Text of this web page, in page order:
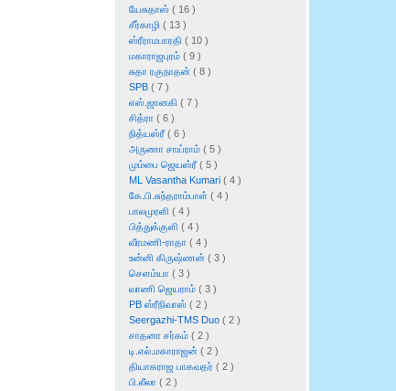
யேசுதாஸ் ( 16 )
சீர்காழி ( 13 )
ஸ்ரீராமபாரதி ( 10 )
மகாராஜபுரம் ( 9 )
சுதா ரகுநாதன் ( 8 )
SPB ( 7 )
எஸ்.ஜானகி ( 7 )
சித்ரா ( 6 )
நித்யஸ்ரீ( 6 )
அருணா சாய்ராம் ( 5 )
மும்பை ஜெயஸ்ரீ( 5 )
ML Vasantha Kumari ( 4 )
கே.பி.சுந்தராம்பாள் ( 4 )
பாலமுரளி ( 4 )
பித்துக்குளி ( 4 )
வீரமணி-ராதா ( 4 )
உன்னி கிருஷ்ணன் ( 3 )
செளம்யா ( 3 )
வாணி ஜெயராம் ( 3 )
PB ஸ்ரீநிவாஸ் ( 2 )
Seergazhi-TMS Duo ( 2 )
சாதனா சர்கம் ( 2 )
டி.எல்.மகாராஜன் ( 2 )
தியாகராஜ பாகவதர் ( 2 )
பி.லீலா ( 2 )